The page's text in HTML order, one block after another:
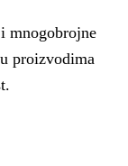
mnogobrojne
proizvodima